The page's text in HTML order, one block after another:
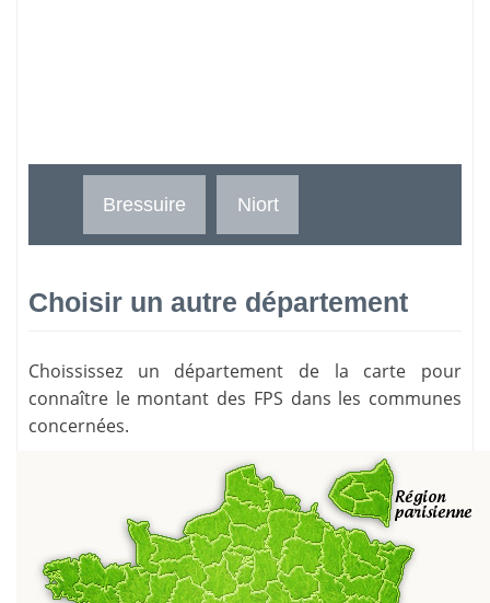
Bressuire Niort
Choisir un autre département
Choississez un département de la carte pour
connaître le montant des FPS dans les communes
concernées.